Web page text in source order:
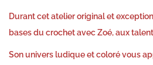
Durant cet atelier original et
bases du crochet avec Zoé, aux
Son univers ludique et coloré vous